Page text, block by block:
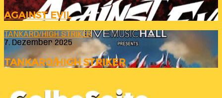
AGAINST EVIL
TANKARD/HIGH STRIKER
7. Dezember 2025
TANKARD/HIGH STRIKER